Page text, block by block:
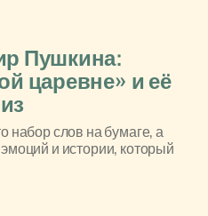
Пушкина:
царевне» и её
набор слов на бумаге, а
и истории, который